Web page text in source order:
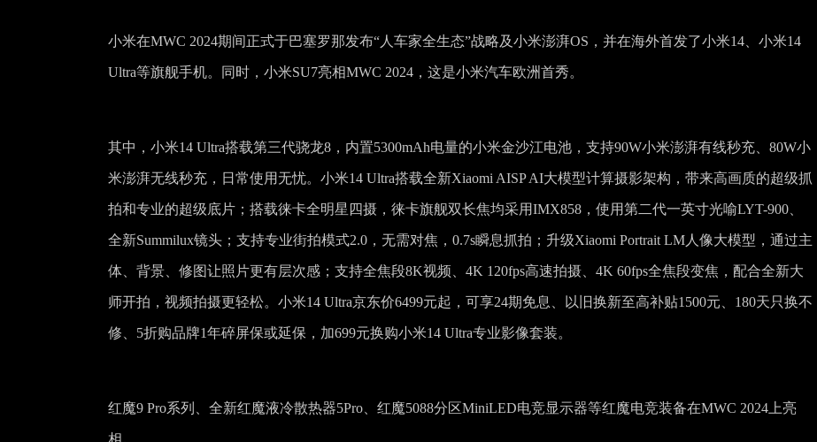
小米在MWC 2024期间正式于巴塞罗那发布“人车家全生态”战略及小米澎湃OS，并在海外首发了小米14、小米14
Ultra等旗舰手机。同时，小米SU7亮相MWC 2024，这是小米汽车欧洲首秀。
其中，小米14 Ultra搭载第三代骁龙8，内置5300mAh电量的小米金沙江电池，支持90W小米澎湃有线秒充、80W小
米澎湃无线秒充，日常使用无忧。小米14 Ultra搭载全新Xiaomi AISP AI大模型计算摄影架构，带来高画质的超级抓
拍和专业的超级底片；搭载徕卡全明星四摄，徕卡旗舰双长焦均采用IMX858，使用第二代一英寸光喻LYT-900、
全新Summilux镜头；支持专业街拍模式2.0，无需对焦，0.7s瞬息抓拍；升级Xiaomi Portrait LM人像大模型，通过主
体、背景、修图让照片更有层次感；支持全焦段8K视频、4K 120fps高速拍摄、4K 60fps全焦段变焦，配合全新大
师开拍，视频拍摄更轻松。小米14 Ultra京东价6499元起，可享24期免息、以旧换新至高补贴1500元、180天只换不
修、5折购品牌1年碎屏保或延保，加699元换购小米14 Ultra专业影像套装。
红魔9 Pro系列、全新红魔液冷散热器5Pro、红魔5088分区MiniLED电竞显示器等红魔电竞装备在MWC 2024上亮
相。